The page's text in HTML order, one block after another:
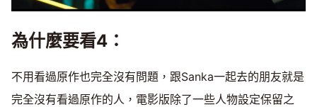
為什麼要看4：
不用看過原作也完全沒有問題，跟Sanka一起去的朋友就是
完全沒有看過原作的人，電影版除了一些人物設定保留之